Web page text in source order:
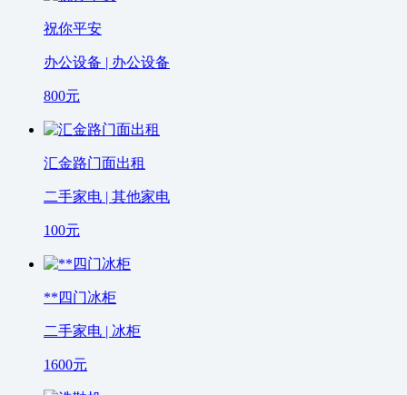
祝你平安
办公设备 | 办公设备
800元
汇金路门面出租
二手家电 | 其他家电
100元
**四门冰柜
二手家电 | 冰柜
1600元